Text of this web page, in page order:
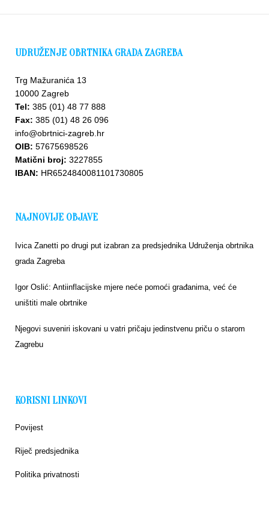
UDRUŽENJE OBRTNIKA GRADA ZAGREBA
Trg Mažuranića 13
10000 Zagreb
Tel: 385 (01) 48 77 888
Fax: 385 (01) 48 26 096
info@obrtnici-zagreb.hr
OIB: 57675698526
Matični broj: 3227855
IBAN: HR6524840081101730805
NAJNOVIJE OBJAVE
Ivica Zanetti po drugi put izabran za predsjednika Udruženja obrtnika
grada Zagreba
Igor Oslić: Antiinflacijske mjere neće pomoći građanima, već će
uništiti male obrtnike
Njegovi suveniri iskovani u vatri pričaju jedinstvenu priču o starom
Zagrebu
KORISNI LINKOVI
Povijest
Riječ predsjednika
Politika privatnosti